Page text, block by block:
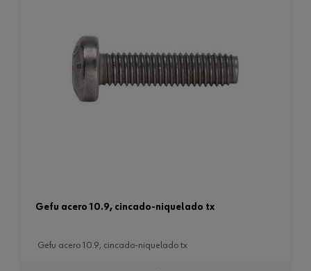
gefu acero 10.9, cincado-niquelado tx
gefu acero 10.9, cincado-niquelado tx